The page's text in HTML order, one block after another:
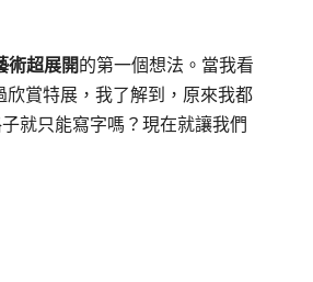
術超展開的第一個想法。當我看
賞特展，我了解到，原來我都
就只能寫字嗎？現在就讓我們